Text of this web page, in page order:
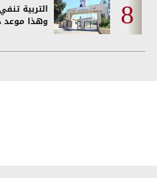
التربية
وهذا موعد